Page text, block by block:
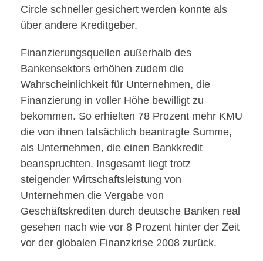
Circle schneller gesichert werden konnte als
über andere Kreditgeber.
Finanzierungsquellen außerhalb des
Bankensektors erhöhen zudem die
Wahrscheinlichkeit für Unternehmen, die
Finanzierung in voller Höhe bewilligt zu
bekommen. So erhielten 78 Prozent mehr KMU
die von ihnen tatsächlich beantragte Summe,
als Unternehmen, die einen Bankkredit
beanspruchten. Insgesamt liegt trotz
steigender Wirtschaftsleistung von
Unternehmen die Vergabe von
Geschäftskrediten durch deutsche Banken real
gesehen nach wie vor 8 Prozent hinter der Zeit
vor der globalen Finanzkrise 2008 zurück.